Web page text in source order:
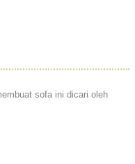
sofa ini dicari oleh